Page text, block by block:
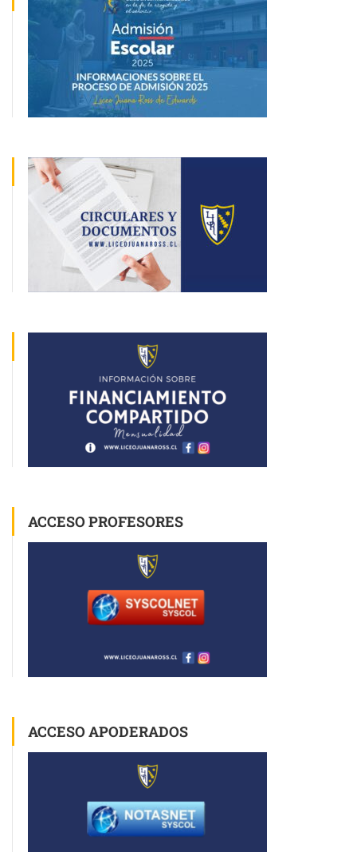
ACCESO PROFESORES
ACCESO APODERADOS